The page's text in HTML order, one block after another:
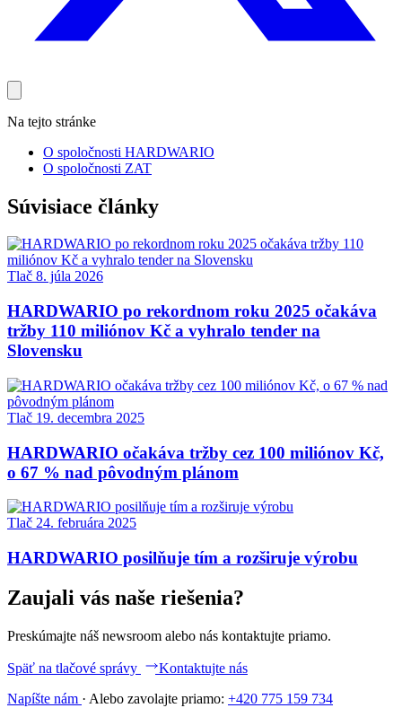
Na tejto stránke
O spoločnosti HARDWARIO
O spoločnosti ZAT
Súvisiace články
Tlač 8. júla 2026
HARDWARIO po rekordnom roku 2025 očakáva
tržby 110 miliónov Kč a vyhralo tender na
Slovensku
Tlač 19. decembra 2025
HARDWARIO očakáva tržby cez 100 miliónov Kč,
o 67 % nad pôvodným plánom
Tlač 24. februára 2025
HARDWARIO posilňuje tím a rozširuje výrobu
Zaujali vás naše riešenia?
Preskúmajte náš newsroom alebo nás kontaktujte priamo.
Späť na tlačové správy
Kontaktujte nás
Napíšte nám · Alebo zavolajte priamo: +420 775 159 734